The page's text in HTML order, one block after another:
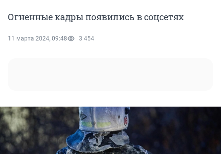
Огненные кадры появились в соцсетях
11 марта 2024, 09:48 3 454